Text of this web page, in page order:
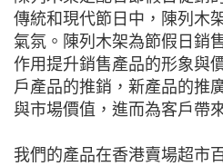
傳統和現代節日中，陳列木
氣氛。陳列木架為節假日銷
作用提升銷售產品的形象與
戶產品的推銷，新產品的推
與市場價值，進而為客戶帶
我們的產品在香港賣場超市